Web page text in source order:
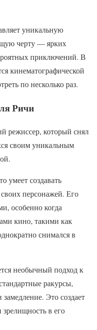
уникальную
черту — ярких
приключений. В
кинематографической
по несколько раз.
Ричи
режиссер, который снял
своим уникальным
умеет создавать
персонажей. Его
особенно когда
кино, такими как
снимался в
необычный подход к
ракурсы,
Это создает
в его